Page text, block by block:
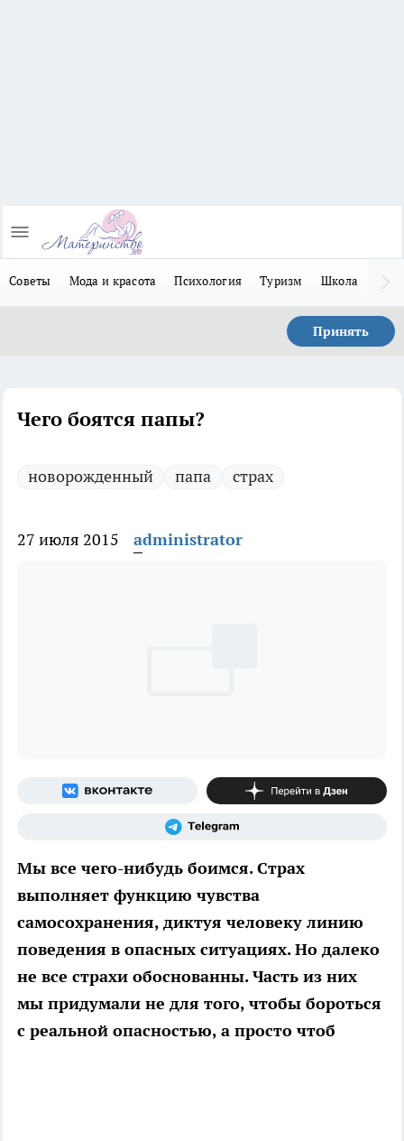
Советы Мода и красота Психология Туризм Школа
Принять
Чего боятся папы?
новорожденный папа страх
27 июля 2015 administrator
Мы все чего-нибудь боимся. Страх
выполняет функцию чувства
самосохранения, диктуя человеку линию
поведения в опасных ситуациях. Но далеко
не все страхи обоснованны. Часть из них
мы придумали не для того, чтобы бороться
с реальной опасностью, а просто чтоб